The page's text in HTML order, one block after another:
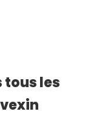
tous les